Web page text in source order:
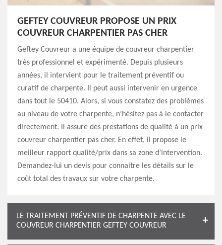
GEFTEY COUVREUR PROPOSE UN PRIX
COUVREUR CHARPENTIER PAS CHER
Geftey Couvreur a une équipe de couvreur charpentier
très professionnel et expérimenté. Depuis plusieurs
années, il intervient pour le traitement préventif ou
curatif de charpente. Il peut aussi intervenir en urgence
dans tout le 50410. Alors, si vous constatez des problèmes
au niveau de votre charpente, n’hésitez pas à le contacter
directement. Il assure des prestations de qualité à un prix
couvreur charpentier pas cher. En effet, il propose le
meilleur rapport qualité/prix dans sa zone d’intervention.
Demandez-lui un devis pour connaitre les détails sur le
coût total des travaux sur votre charpente.
LE TRAITEMENT PRÉVENTIF DE CHARPENTE AVEC LE
COUVREUR CHARPENTIER GEFTEY COUVREUR